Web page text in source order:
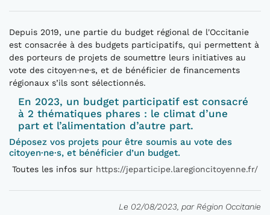
Depuis 2019, une partie du budget régional de l'Occitanie
est consacrée à des budgets participatifs, qui permettent à
des porteurs de projets de soumettre leurs initiatives au
vote des citoyen·ne·s, et de bénéficier de financements
régionaux s’ils sont sélectionnés.
En 2023, un budget participatif est consacré
à 2 thématiques phares : le climat d’une
part et l’alimentation d’autre part.
Déposez vos projets pour être soumis au vote des
citoyen·ne·s, et bénéficier d’un budget.
Toutes les infos sur https://jeparticipe.laregioncitoyenne.fr/
Le 02/08/2023, par Région Occitanie